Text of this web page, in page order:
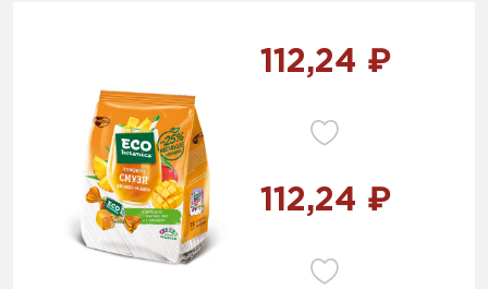
112,24 ₽
112,24 ₽